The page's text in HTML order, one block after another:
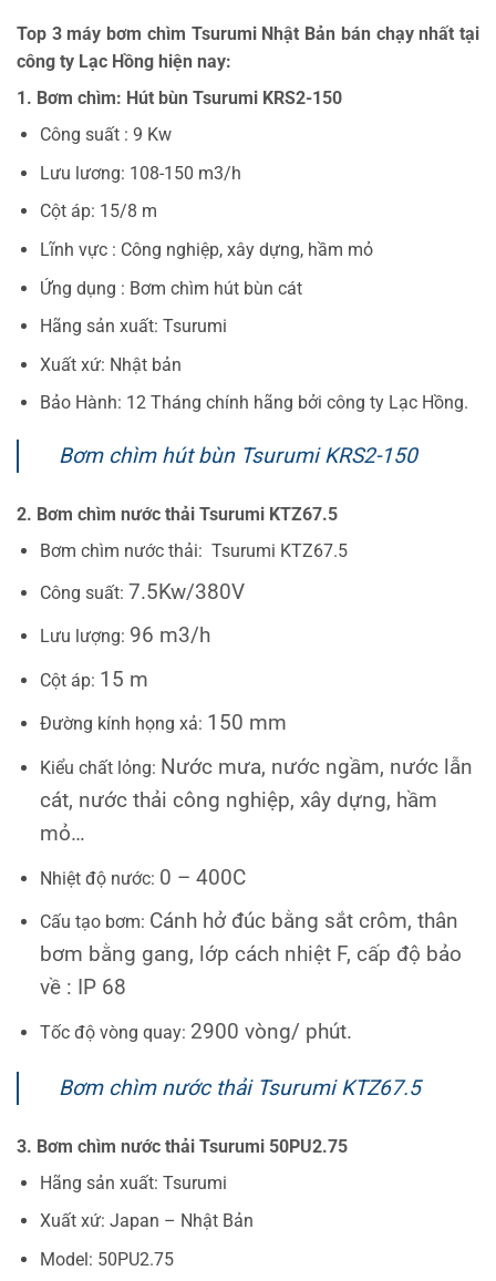
Top 3 máy bơm chìm Tsurumi Nhật Bản bán chạy nhất tại
công ty Lạc Hồng hiện nay:
1. Bơm chìm: Hút bùn Tsurumi KRS2-150
Công suất : 9 Kw
Lưu lương: 108-150 m3/h
Cột áp: 15/8 m
Lĩnh vực : Công nghiệp, xây dựng, hầm mỏ
Ứng dụng : Bơm chìm hút bùn cát
Hãng sản xuất: Tsurumi
Xuất xứ: Nhật bản
Bảo Hành: 12 Tháng chính hãng bởi công ty Lạc Hồng.
Bơm chìm hút bùn Tsurumi KRS2-150
2. Bơm chìm nước thải Tsurumi KTZ67.5
Bơm chìm nước thải: Tsurumi KTZ67.5
Công suất: 7.5Kw/380V
Lưu lượng: 96 m3/h
Cột áp: 15 m
Đường kính họng xả: 150 mm
Kiểu chất lỏng: Nước mưa, nước ngầm, nước lẫn
cát, nước thải công nghiệp, xây dựng, hầm
mỏ…
Nhiệt độ nước: 0 – 400C
Cấu tạo bơm: Cánh hở đúc bằng sắt crôm, thân
bơm bằng gang, lớp cách nhiệt F, cấp độ bảo
về : IP 68
Tốc độ vòng quay: 2900 vòng/ phút.
Bơm chìm nước thải Tsurumi KTZ67.5
3. Bơm chìm nước thải Tsurumi 50PU2.75
Hãng sản xuất: Tsurumi
Xuất xứ: Japan – Nhật Bản
Model: 50PU2.75